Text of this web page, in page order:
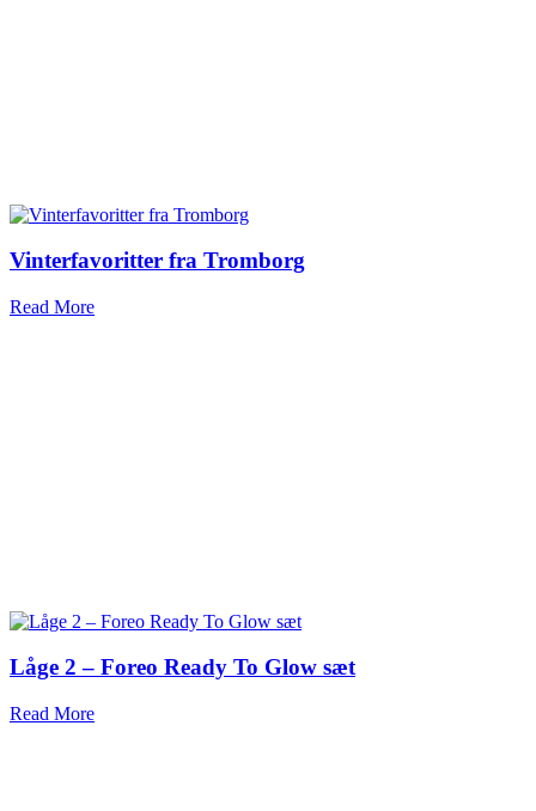
Vinterfavoritter fra Tromborg
Read More
Låge 2 – Foreo Ready To Glow sæt
Read More